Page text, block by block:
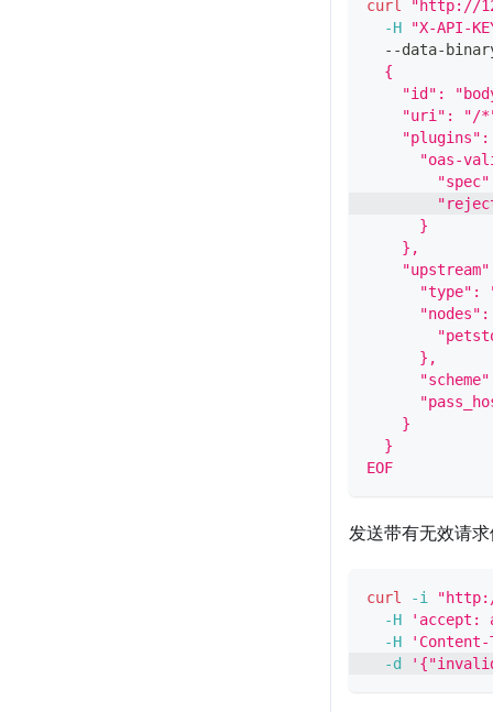
curl
"http://
-H
"X-API-
--data-
  {
"id":
"uri": "/
"plugins":
"oas-
      }
    },
"type":
"nodes":
      },
    }
  }
EOF
发送带有无效请
curl -i
-H
'accept:
-H
-d